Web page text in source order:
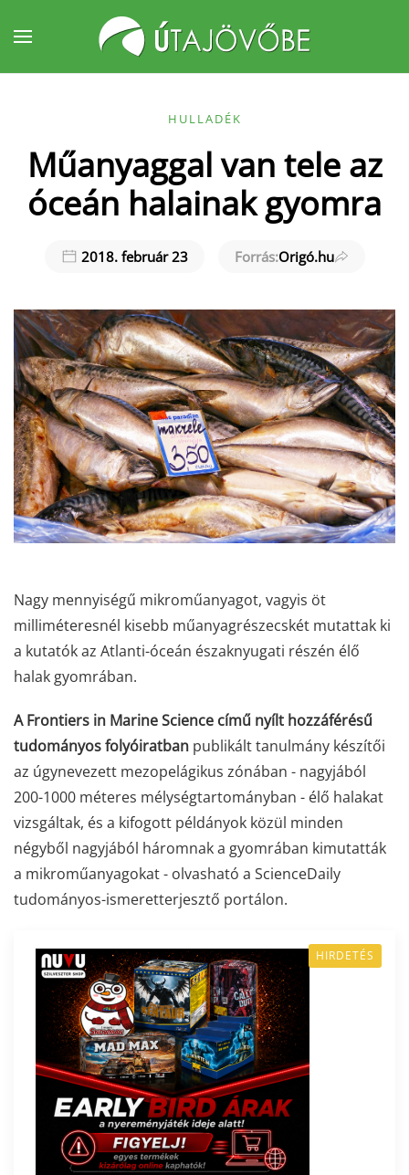
Fő tartalom átugrása
HULLADÉK
Műanyaggal van tele az
óceán halainak gyomra
2018. február 23 Forrás:Origó.hu
Nagy mennyiségű mikroműanyagot, vagyis öt
milliméteresnél kisebb műanyagrészecskét mutattak ki
a kutatók az Atlanti-óceán északnyugati részén élő
halak gyomrában.
A Frontiers in Marine Science című nyílt hozzáférésű
tudományos folyóiratban publikált tanulmány készítői
az úgynevezett mezopelágikus zónában - nagyjából
200-1000 méteres mélységtartományban - élő halakat
vizsgáltak, és a kifogott példányok közül minden
négyből nagyjából háromnak a gyomrában kimutatták
a mikroműanyagokat - olvasható a ScienceDaily
tudományos-ismeretterjesztő portálon.
HIRDETÉS